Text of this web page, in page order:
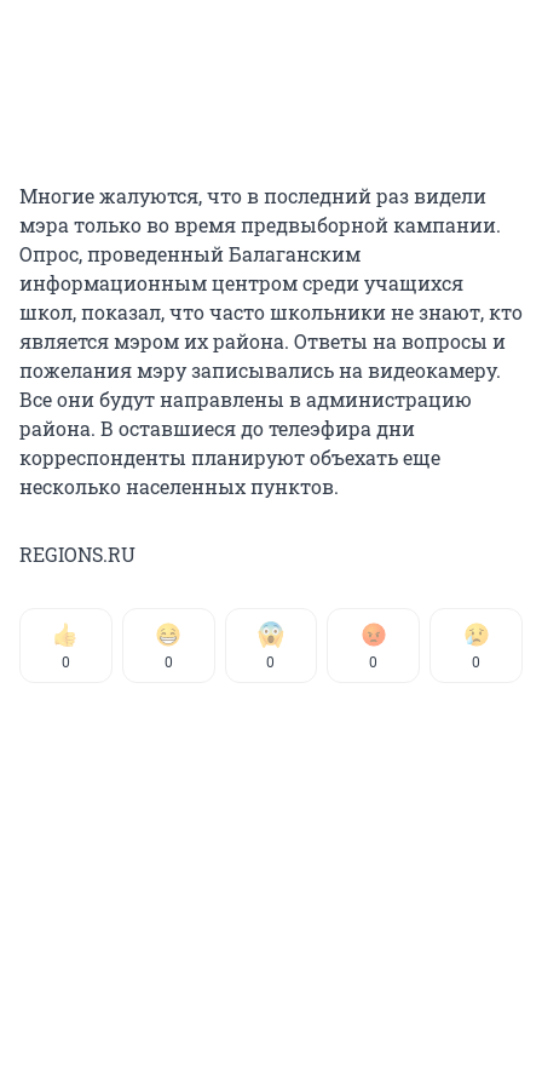
Многие жалуются, что в последний раз видели
мэра только во время предвыборной кампании.
Опрос, проведенный Балаганским
информационным центром среди учащихся
школ, показал, что часто школьники не знают, кто
является мэром их района. Ответы на вопросы и
пожелания мэру записывались на видеокамеру.
Все они будут направлены в администрацию
района. В оставшиеся до телеэфира дни
корреспонденты планируют объехать еще
несколько населенных пунктов.
REGIONS.RU
0 0 0 0 0